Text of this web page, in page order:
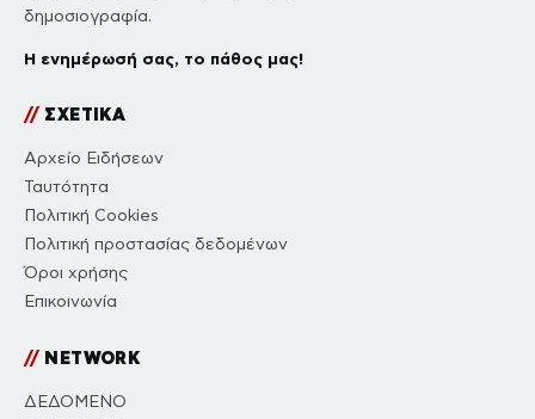
δημοσιογραφία.
Η ενημέρωσή σας, το πάθος μας!
//ΣΧΕΤΙΚΑ
Αρχείο Ειδήσεων
Ταυτότητα
Πολιτική Cookies
Πολιτική προστασίας δεδομένων
Όροι χρήσης
Επικοινωνία
//NETWORK
ΔΕΔΟΜΕΝΟ